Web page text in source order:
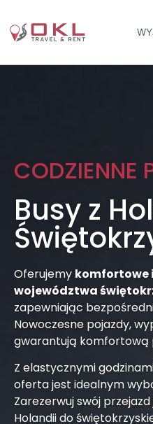
CODZIENNE
Busy z
Oferujemy komfortowe
województwa
zapewniając
Nowoczesne pojazdy,
gwarantują komfortową
Z elastycznymi
oferta jest idealnym
Zarezerwuj swój
Holandii do